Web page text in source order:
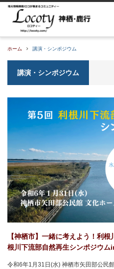
ホーム 講演・シンポジウム
講演・シンポジウム
【神栖市】一緒に考えよう！利
根川下流部自然再生シンポジウム
令和6年1月31日(水) 神栖市矢田部公民